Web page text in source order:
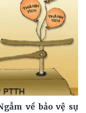
về bảo vệ sự